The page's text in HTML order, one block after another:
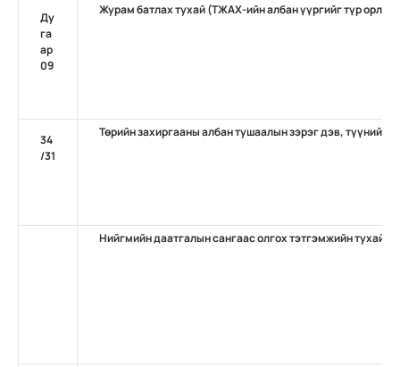
Ду
га
ар
09
Журам батлах тухай (ТЖАХ-ийн албан үүргийг түр
34
/31
Төрийн захиргааны албан тушаалын зэрэг дэв, түүний
Нийгмийн даатгалын сангаас олгох тэтгэмжийн тухай